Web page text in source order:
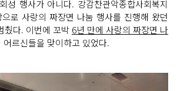
성 행사가 아니다. 강감찬관악종합사회복지
로 사랑의 짜장면 나눔 행사를 진행해 왔던
췄다. 이번에 꼬박 6년 만에 사랑의 짜장면 나
어르신들을 맞이하고 있었다.